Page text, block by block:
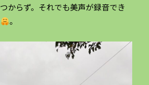
からず。それでも美声が録音でき
。